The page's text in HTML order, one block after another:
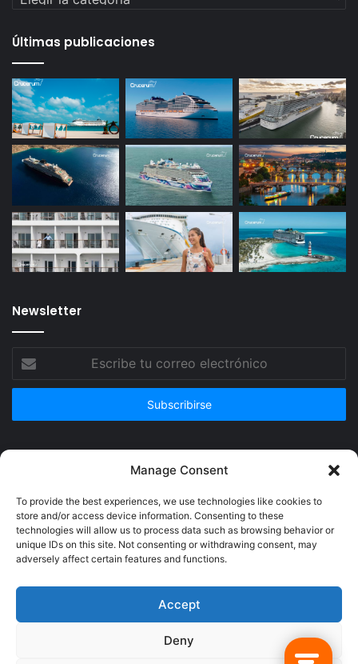
Manage Consent
To provide the best experiences, we use technologies like cookies to
store and/or access device information. Consenting to these
technologies will allow us to process data such as browsing behavior or
unique IDs on this site. Not consenting or withdrawing consent, may
adversely affect certain features and functions.
Accept
Deny
Últimas publicaciones
Newsletter
correo
© Copyright 2026, Todos los derechos reservados @Crucerum |